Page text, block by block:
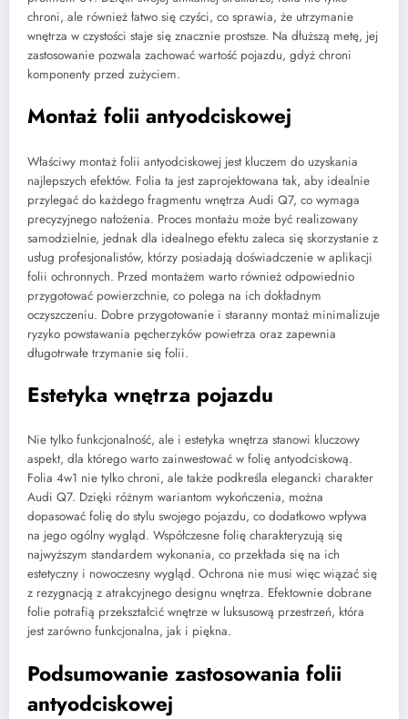
chroni, ale również łatwo się czyści, co sprawia, że utrzymanie
wnętrza w czystości staje się znacznie prostsze. Na dłuższą metę, jej
zastosowanie pozwala zachować wartość pojazdu, gdyż chroni
komponenty przed zużyciem.
Montaż folii antyodciskowej
Właściwy montaż folii antyodciskowej jest kluczem do uzyskania
najlepszych efektów. Folia ta jest zaprojektowana tak, aby idealnie
przylegać do każdego fragmentu wnętrza Audi Q7, co wymaga
precyzyjnego nałożenia. Proces montażu może być realizowany
samodzielnie, jednak dla idealnego efektu zaleca się skorzystanie z
usług profesjonalistów, którzy posiadają doświadczenie w aplikacji
folii ochronnych. Przed montażem warto również odpowiednio
przygotować powierzchnie, co polega na ich dokładnym
oczyszczeniu. Dobre przygotowanie i staranny montaż minimalizuje
ryzyko powstawania pęcherzyków powietrza oraz zapewnia
długotrwałe trzymanie się folii.
Estetyka wnętrza pojazdu
Nie tylko funkcjonalność, ale i estetyka wnętrza stanowi kluczowy
aspekt, dla którego warto zainwestować w folię antyodciskową.
Folia 4w1 nie tylko chroni, ale także podkreśla elegancki charakter
Audi Q7. Dzięki różnym wariantom wykończenia, można
dopasować folię do stylu swojego pojazdu, co dodatkowo wpływa
na jego ogólny wygląd. Współczesne folię charakteryzują się
najwyższym standardem wykonania, co przekłada się na ich
estetyczny i nowoczesny wygląd. Ochrona nie musi więc wiązać się
z rezygnacją z atrakcyjnego designu wnętrza. Efektownie dobrane
folie potrafią przekształcić wnętrze w luksusową przestrzeń, która
jest zarówno funkcjonalna, jak i piękna.
Podsumowanie zastosowania folii
antyodciskowej